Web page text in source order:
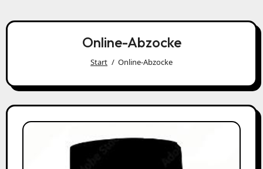
Online-Abzocke
Start Online-Abzocke